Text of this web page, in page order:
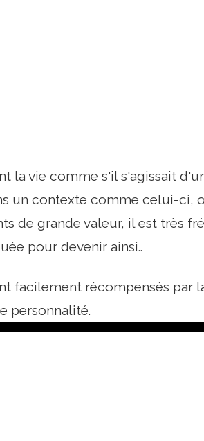
la vie comme s'il s'agissait
un contexte comme celui-ci,
de grande valeur, il est très
pour devenir ainsi..
facilement récompensés par
personnalité.